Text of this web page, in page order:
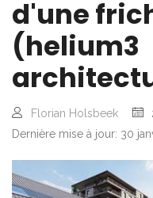
d'une
(helium3
Florian Holsbeek
Dernière mise à jour: 30